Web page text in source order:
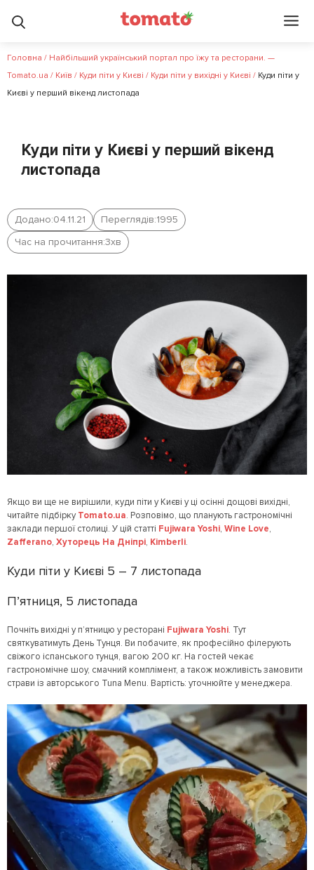
Головна / Найбільший український портал про їжу та ресторани. —
Tomato.ua / Київ / Куди піти у Києві / Куди піти у вихідні у Києві / Куди піти у
Києві у перший вікенд листопада
Куди піти у Києві у перший вікенд
листопада
Додано:04.11.21 Переглядів:1995
Час на прочитання:3хв
Якщо ви ще не вирішили, куди піти у Києві у ці осінні дощові вихідні,
читайте підбіркуTomato.ua. Розповімо, що планують гастрономічні
заклади першої столиці. У цій статті Fujiwara Yoshi, Wine Love,
Zafferano, Хуторець На Дніпрі, Kimberli.
Куди піти у Києві 5 – 7 листопада
П’ятниця, 5 листопада
Почніть вихідні у п’ятницю у ресторані Fujiwara Yoshi. Тут
святкуватимуть День Тунця. Ви побачите, як професійно філерують
свіжого іспанського тунця, вагою 200 кг. На гостей чекає
гастрономічне шоу, смачний комплімент, а також можливість замовити
страви із авторського Tuna Menu. Вартість: уточнюйте у менеджера.